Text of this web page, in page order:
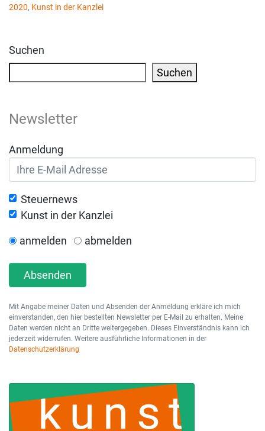
2020, Kunst in der Kanzlei
Suchen
Suchen
Newsletter
Anmeldung
Steuernews
Kunst in der Kanzlei
anmelden abmelden
Absenden
Mit Angabe meiner Daten und Absenden der Anmeldung erkläre ich mich
einverstanden, den hier bestellten Newsletter per E-Mail zu erhalten. Meine
Daten werden nicht an Dritte weitergegeben. Dieses Einverständnis kann ich
jederzeit widerrufen. Weitere ausführliche Informationen in der
Datenschutzerklärung